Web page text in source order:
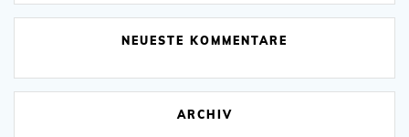
NEUESTE KOMMENTARE
ARCHIV